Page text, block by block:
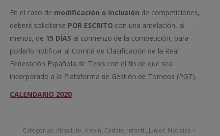
En el caso de modificación o inclusión de competiciones,
deberá solicitarse POR ESCRITO con una antelación, al
menos, de 15 DÍAS al comienzo de la competición, para
poderlo notificar al Comité de Clasificación de la Real
Federación Española de Tenis con el fin de que sea
incorporado a la Plataforma de Gestión de Torneos (PGT).
CALENDARIO 2020
Categorías: Absoluto, Alevín, Cadete, Infantil, Junior, Noticias